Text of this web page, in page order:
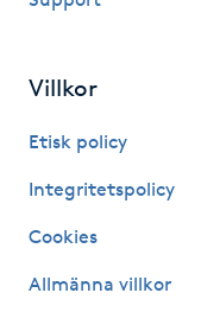
Kinesisk medicin
Klangmassage
Klippning
Villkor
Etisk policy
Integritetspolicy
Cookies
Allmänna villkor